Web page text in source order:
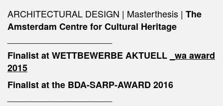
ARCHITECTURAL DESIGN | Masterthesis | The
Amsterdam Centre for Cultural Heritage
Finalist at WETTBEWERBE AKTUELL _wa award
2015
Finalist at the BDA-SARP-AWARD 2016